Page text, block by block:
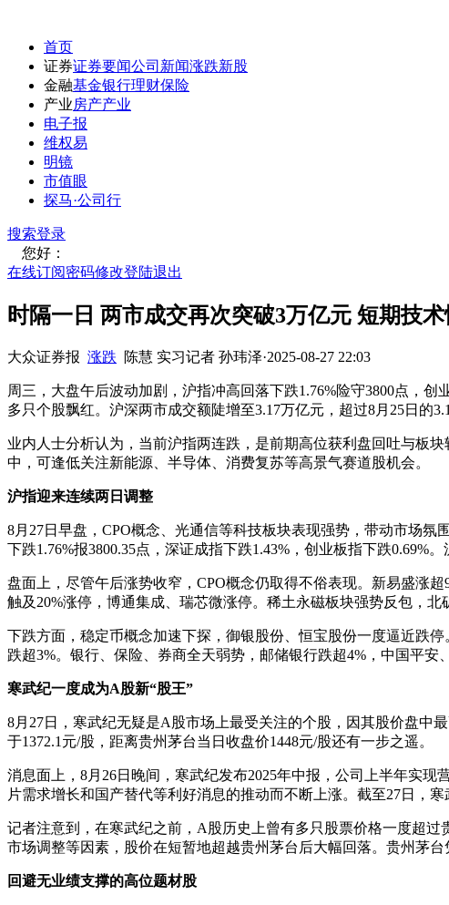
首页
证券证券要闻公司新闻涨跌新股
金融基金银行理财保险
产业房产产业
电子报
维权易
明镜
市值眼
探马·公司行
搜索登录
您好：
在线订阅密码修改登陆退出
时隔一日 两市成交再次突破3万亿元 短期技
大众证券报 涨跌 陈慧 实习记者 孙玮泽·2025-08-27 22:03
周三，大盘午后波动加剧，沪指冲高回落下跌1.76%险守3800点，
多只个股飘红。沪深两市成交额陡增至3.17万亿元，超过8月25日的
业内人士分析认为，当前沪指两连跌，是前期高位获利盘回吐与板
中，可逢低关注新能源、半导体、消费复苏等高景气赛道股机会。
沪指迎来连续两日调整
8月27日早盘，CPO概念、光通信等科技板块表现强势，带动市场
下跌1.76%报3800.35点，深证成指下跌1.43%，创业板指下跌0.69%
盘面上，尽管午后涨势收窄，CPO概念仍取得不俗表现。新易盛涨
触及20%涨停，博通集成、瑞芯微涨停。稀土永磁板块强势反包，北
下跌方面，稳定币概念加速下探，御银股份、恒宝股份一度逼近跌
跌超3%。银行、保险、券商全天弱势，邮储银行跌超4%，中国平
寒武纪一度成为A股新“股王”
8月27日，寒武纪无疑是A股市场上最受关注的个股，因其股价盘中
于1372.1元/股，距离贵州茅台当日收盘价1448元/股还有一步之遥。
消息面上，8月26日晚间，寒武纪发布2025年中报，公司上半年实
片需求增长和国产替代等利好消息的推动而不断上涨。截至27日，寒
记者注意到，在寒武纪之前，A股历史上曾有多只股票价格一度超
市场调整等因素，股价在短暂地超越贵州茅台后大幅回落。贵州茅
回避无业绩支撑的高位题材股